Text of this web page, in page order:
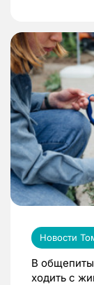
Новости
В
ходить с